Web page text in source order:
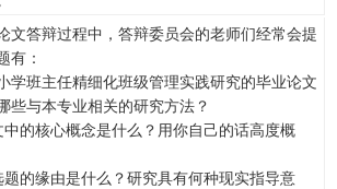
文答辩过程中，答辩委员会的老师们经常会提
有：
学班主任精细化班级管理实践研究的毕业论文
些与本专业相关的研究方法？
的核心概念是什么？用你自己的话高度概
的缘由是什么？研究具有何种现实指导意